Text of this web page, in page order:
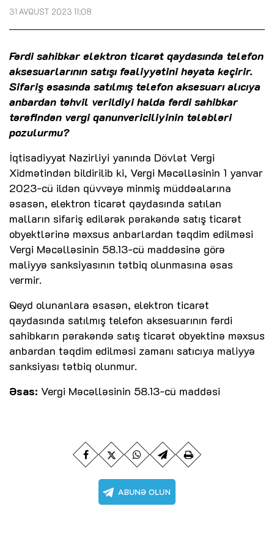
31 AVQUST 2023 11:08
Fərdi sahibkar elektron ticarət qaydasında telefon
aksesuarlarının satışı fəaliyyətini həyata keçirir.
Sifariş əsasında satılmış telefon aksesuarı alıcıya
anbardan təhvil verildiyi halda fərdi sahibkar
tərəfindən vergi qanunvericiliyinin tələbləri
pozulurmu?
İqtisadiyyat Nazirliyi yanında Dövlət Vergi
Xidmətindən bildirilib ki, Vergi Məcəlləsinin 1 yanvar
2023-cü ildən qüvvəyə minmiş müddəalarına
əsasən, elektron ticarət qaydasında satılan
malların sifariş edilərək pərakəndə satış ticarət
obyektlərinə məxsus anbarlardan təqdim edilməsi
Vergi Məcəlləsinin 58.13-cü maddəsinə görə
maliyyə sanksiyasının tətbiq olunmasına əsas
vermir.
Qeyd olunanlara əsasən, elektron ticarət
qaydasında satılmış telefon aksesuarının fərdi
sahibkarın pərakəndə satış ticarət obyektinə məxsus
anbardan təqdim edilməsi zamanı satıcıya maliyyə
sanksiyası tətbiq olunmur.
Əsas: Vergi Məcəlləsinin 58.13-cü maddəsi